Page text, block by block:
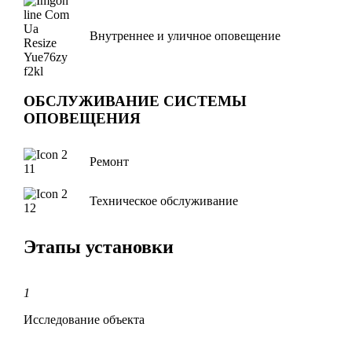
Внутреннее и уличное оповещение
ОБСЛУЖИВАНИЕ СИСТЕМЫ
ОПОВЕЩЕНИЯ
Ремонт
Техническое обслуживание
Этапы установки
1
Исследование объекта